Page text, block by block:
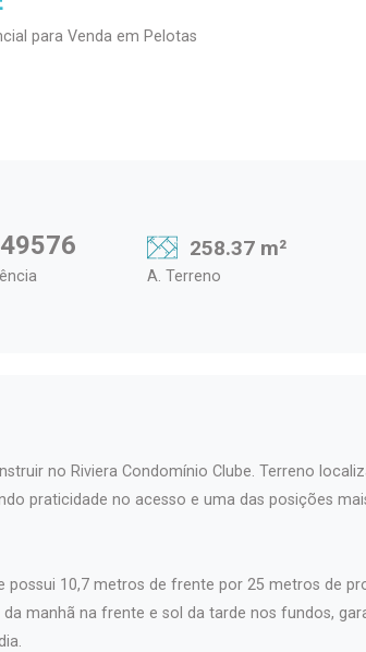
para Venda em Pelotas
49576 258.37 m²
A. Terreno
no Riviera Condomínio Clube. Terreno
praticidade no acesso e uma das posições
possui 10,7 metros de frente por 25 metros de
manhã na frente e sol da tarde nos fundos,